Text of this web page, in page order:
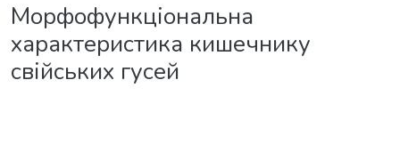
Морфофункціональна
характеристика кишечнику
свійських гусей